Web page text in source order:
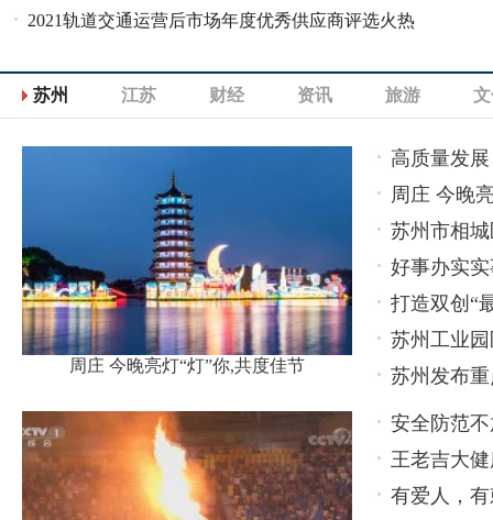
发布
2021轨道交通运营后市场年度优秀供应商评选火热
苏州 江苏 财经 资讯 旅游
周庄 今晚亮灯“灯”你,共度佳节
高质量发
周庄 今晚
苏州市相
好事办实
打造双创“
苏州工业
苏州发布
安全防范
轻心
王老吉大
款产品
有爱人，